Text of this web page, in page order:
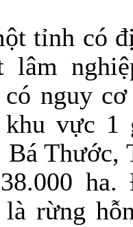
tỉnh có
lâm
nguy
vực 1
Bá
rừng